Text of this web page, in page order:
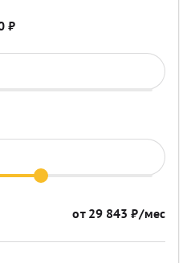
₽
от 29 843 ₽/мес